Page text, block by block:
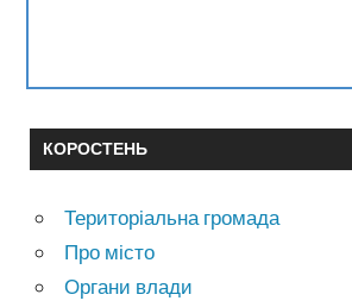
КОРОСТЕНЬ
Територіальна громада
Про місто
Органи влади